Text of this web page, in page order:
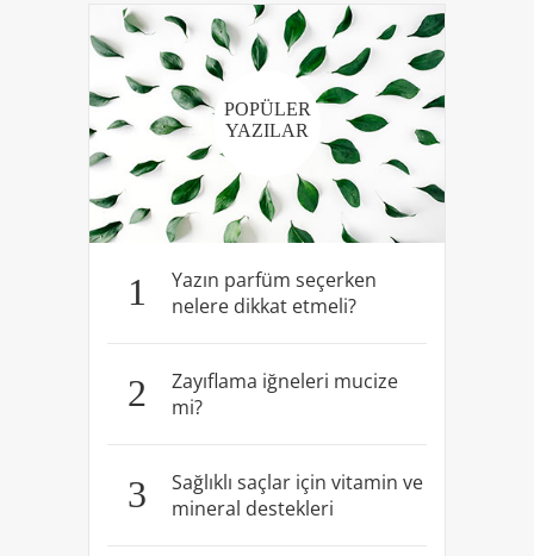
POPÜLER
YAZILAR
1
Yazın parfüm seçerken
nelere dikkat etmeli?
2
Zayıflama iğneleri mucize
mi?
3
Sağlıklı saçlar için vitamin ve
mineral destekleri